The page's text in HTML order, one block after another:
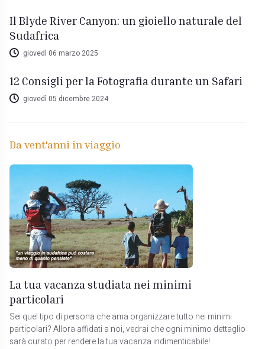
Il Blyde River Canyon: un gioiello naturale del
Sudafrica
giovedì 06 marzo 2025
12 Consigli per la Fotografia durante un Safari
giovedì 05 dicembre 2024
Da vent'anni in viaggio
La tua vacanza studiata nei minimi
particolari
Sei quel tipo di persona che ama organizzare tutto nei minimi
particolari? Allora affidati a noi, vedrai che ogni minimo dettaglio
sarà curato per rendere la tua vacanza indimenticabile!